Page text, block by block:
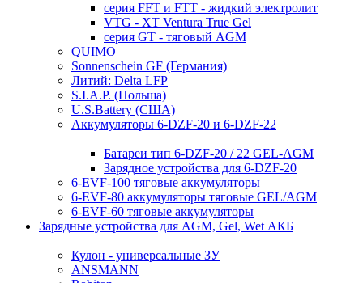
серия FFT и FTT - жидкий электролит
VTG - XT Ventura True Gel
серия GT - тяговый AGM
QUIMO
Sonnenschein GF (Германия)
Литий: Delta LFP
S.I.A.P. (Польша)
U.S.Battery (США)
Аккумуляторы 6-DZF-20 и 6-DZF-22
Батареи тип 6-DZF-20 / 22 GEL-AGM
Зарядное устройства для 6-DZF-20
6-EVF-100 тяговые аккумуляторы
6-EVF-80 аккумуляторы тяговые GEL/AGM
6-EVF-60 тяговые аккумуляторы
Зарядные устройства для AGM, Gel, Wet АКБ
Кулон - универсальные ЗУ
ANSMANN